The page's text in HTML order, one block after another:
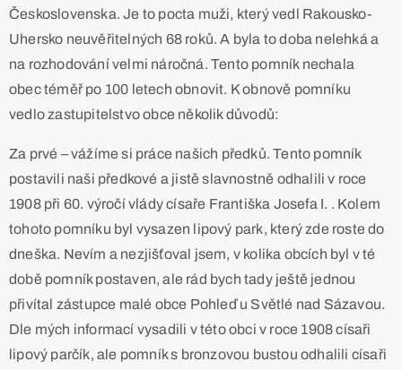
Československa. Je to pocta muži, který vedl Rakousko-
Uhersko neuvěřitelných 68 roků. A byla to doba nelehká a
na rozhodování velmi náročná. Tento pomník nechala
obec téměř po 100 letech obnovit. K obnově pomníku
vedlo zastupitelstvo obce několik důvodů:
Za prvé – vážíme si práce našich předků. Tento pomník
postavili naši předkové a jistě slavnostně odhalili v roce
1908 při 60. výročí vlády císaře Františka Josefa I. . Kolem
tohoto pomníku byl vysazen lipový park, který zde roste do
dneška. Nevím a nezjišťoval jsem, v kolika obcích byl v té
době pomník postaven, ale rád bych tady ještě jednou
přivítal zástupce malé obce Pohleď u Světlé nad Sázavou.
Dle mých informací vysadili v této obci v roce 1908 císaři
lipový parčík, ale pomník s bronzovou bustou odhalili císaři